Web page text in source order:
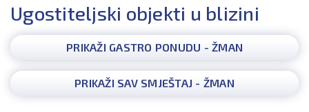
Ugostiteljski objekti u blizini
PRIKAŽI GASTRO PONUDU - ŽMAN
PRIKAŽI SAV SMJEŠTAJ - ŽMAN